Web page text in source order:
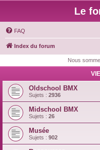
Le
FAQ
Index du forum
Nous
Oldschool BMX
Sujets : 2936
Midschool BMX
Sujets : 26
Musée
Sujets : 902